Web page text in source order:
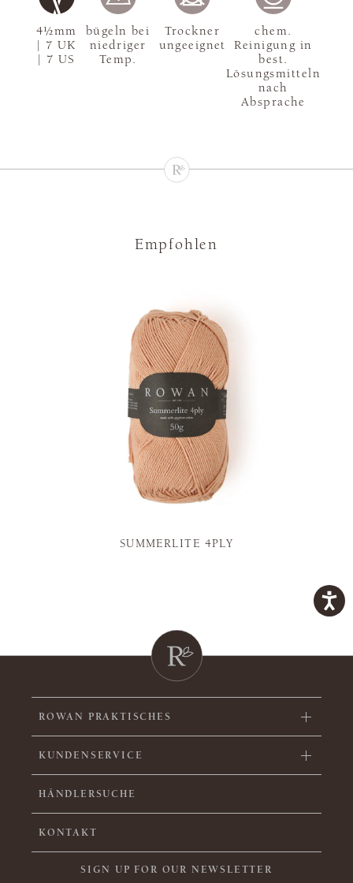
4½mm
| 7 UK
| 7 US
bügeln bei
niedriger
Temp.
Trockner
ungeeignet
chem.
Reinigung in
best.
Lösungsmitteln
nach
Absprache
Empfohlen
SUMMERLITE 4PLY
ROWAN PRAKTISCHES
KUNDENSERVICE
HÄNDLERSUCHE
KONTAKT
SIGN UP FOR OUR NEWSLETTER